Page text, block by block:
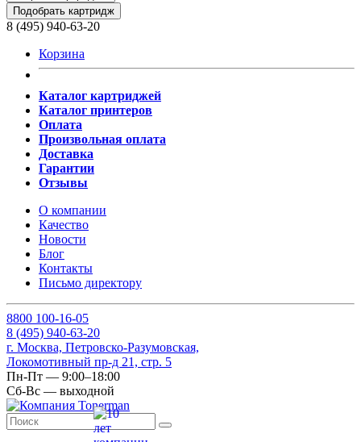
Подобрать картридж
8 (495) 940-63-20
Корзина
Каталог картриджей
Каталог принтеров
Оплата
Произвольная оплата
Доставка
Гарантии
Отзывы
О компании
Качество
Новости
Блог
Контакты
Письмо директору
8800 100-16-05
8 (495) 940-63-20
г. Москва, Петровско-Разумовская,
Локомотивный пр-д 21, стр. 5
Пн-Пт — 9:00–18:00
Сб-Вс — выходной